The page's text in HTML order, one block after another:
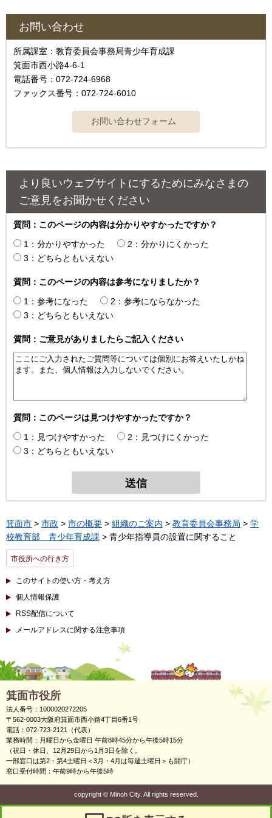
お問い合わせ
所属課室：教育委員会事務局青少年育成課
箕面市西小路4‐6‐1
電話番号：072-724-6968
ファックス番号：072-724-6010
より良いウェブサイトにするためにみなさまの
ご意見をお聞かせください
質問：このページの内容は分かりやすかったですか？
1：分かりやすかった
2：分かりにくかった
3：どちらともいえない
質問：このページの内容は参考になりましたか？
1：参考になった
2：参考にならなかった
3：どちらともいえない
質問：ご意見がありましたらご記入ください
質問：このページは見つけやすかったですか？
1：見つけやすかった
2：見つけにくかった
3：どちらともいえない
箕面市 > 市政 > 市の概要 > 組織のご案内 > 教育委員会事務局 > 学
校教育部 青少年育成課 > 青少年指導員の設置に関すること
市役所への行き方
このサイトの使い方・考え方
個人情報保護
RSS配信について
メールアドレスに関する注意事項
箕面市役所
法人番号：1000020272205
〒562-0003大阪府箕面市西小路4丁目6番1号
電話：072-723-2121（代表）
業務時間：月曜日から金曜日 午前8時45分から午後5時15分
（祝日・休日、12月29日から1月3日を除く。
一部窓口は第2・第4土曜日＜3月・4月は毎週土曜日＞も開庁）
窓口受付時間：午前9時から午後5時
copyright ©Minoh City. All rights reserved.